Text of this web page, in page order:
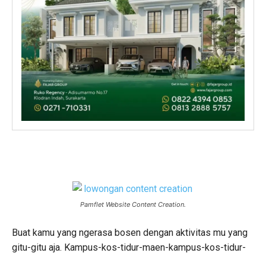
Pamflet Website Content Creation.
Buat kamu yang ngerasa bosen dengan aktivitas mu yang
gitu-gitu aja. Kampus-kos-tidur-maen-kampus-kos-tidur-